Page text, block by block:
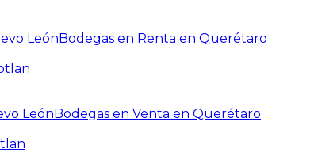
LeónBodegas en Renta en Querétaro
LeónBodegas en Venta en Querétaro